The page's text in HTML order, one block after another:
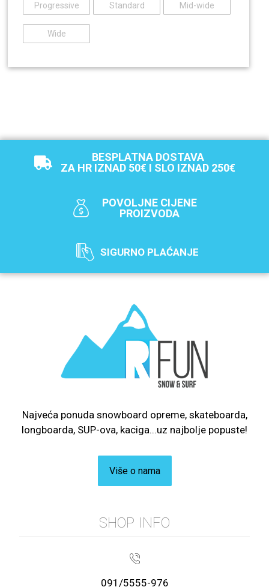
Progressive Standard Mid-wide
Wide
BESPLATNA DOSTAVA
ZA HR IZNAD 50€ I SLO IZNAD 250€
POVOLJNE CIJENE
PROIZVODA
SIGURNO PLAĆANJE
Najveća ponuda snowboard opreme, skateboarda,
longboarda, SUP-ova, kaciga...uz najbolje popuste!
Više o nama
SHOP INFO
091/5555-976